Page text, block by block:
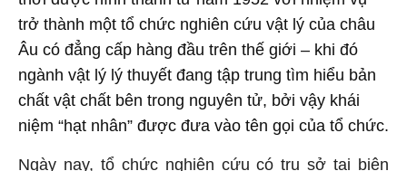
trở thành một tổ chức nghiên cứu vật lý của châu
Âu có đẳng cấp hàng đầu trên thế giới – khi đó
ngành vật lý lý thuyết đang tập trung tìm hiểu bản
chất vật chất bên trong nguyên tử, bởi vậy khái
niệm “hạt nhân” được đưa vào tên gọi của tổ chức.
Ngày nay, tổ chức nghiên cứu có trụ sở tại biên